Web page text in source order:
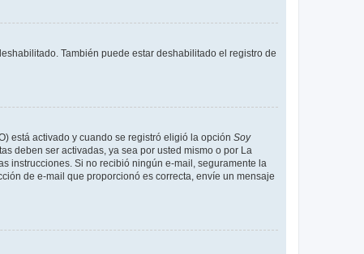
También puede estar deshabilitado el registro de
está activado y cuando se registró eligió la opción Soy
deben ser activadas, ya sea por usted mismo o por La
instrucciones. Si no recibió ningún e-mail, seguramente la
de e-mail que proporcionó es correcta, envíe un mensaje